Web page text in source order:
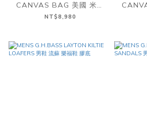
CANVAS BAG 美國 米白
橘 報童 帆布 側背包 A
NT$8,980
灰